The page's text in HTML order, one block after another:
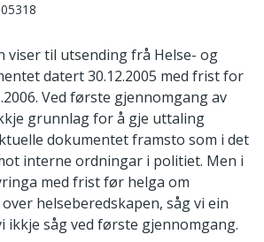
viser til utsending frå Helse- og
datert 30.12.2005 med frist for
Ved første gjennomgang av
grunnlag for å gje uttaling
dokumentet framsto som i det
interne ordningar i politiet. Men i
med frist før helga om
helseberedskapen, såg vi ein
ikkje såg ved første gjennomgang.